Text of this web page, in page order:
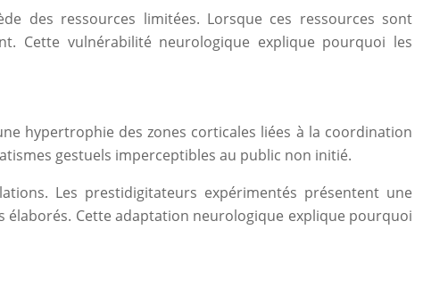
des ressources limitées. Lorsque ces ressources sont
Cette vulnérabilité neurologique explique pourquoi les
hypertrophie des zones corticales liées à la coordination
gestuels imperceptibles au public non initié.
Les prestidigitateurs expérimentés présentent une
Cette adaptation neurologique explique pourquoi